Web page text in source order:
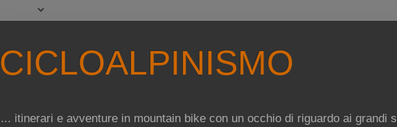
CICLOALPINISMO
... itinerari e avventure in mountain bike con un occhio di riguardo ai grandi